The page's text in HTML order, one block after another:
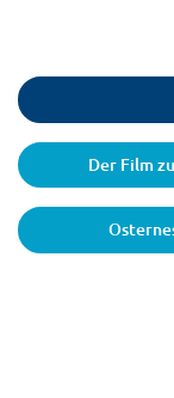
Der Film